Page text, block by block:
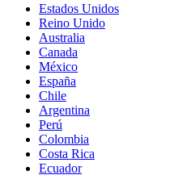
Estados Unidos
Reino Unido
Australia
Canada
México
España
Chile
Argentina
Perú
Colombia
Costa Rica
Ecuador